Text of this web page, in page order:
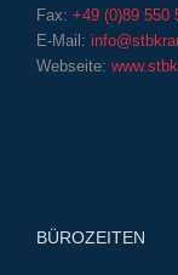
Fax: +49 (0)89 550
E-Mail:
Webseite:
BÜROZEITEN